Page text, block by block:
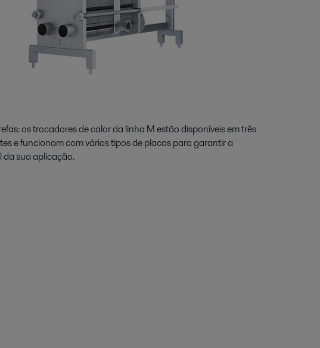
os trocadores de calor da linha M estão disponíveis em três
e funcionam com vários tipos de placas para garantir a
da sua aplicação.